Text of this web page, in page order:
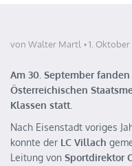
von Walter Martl 1. Oktober
Am 30. September fanden
Österreichischen
Klassen statt.
Nach Eisenstadt voriges
konnte der LC Villach
Leitung von Sportdirektor